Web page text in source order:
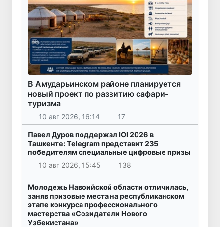
В Амударьинском районе планируется
новый проект по развитию сафари-
туризма
10 авг 2026, 16:14 17
Павел Дуров поддержал IOI 2026 в
Ташкенте: Telegram представит 235
победителям специальные цифровые призы
10 авг 2026, 15:45
138
Молодежь Навоийской области отличилась,
заняв призовые места на республиканском
этапе конкурса профессионального
мастерства «Созидатели Нового
Узбекистана»